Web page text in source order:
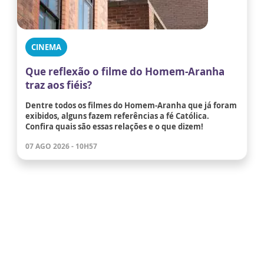
CINEMA
Que reflexão o filme do Homem-Aranha
traz aos fiéis?
Dentre todos os filmes do Homem-Aranha que já foram
exibidos, alguns fazem referências a fé Católica.
Confira quais são essas relações e o que dizem!
07 AGO 2026 - 10H57